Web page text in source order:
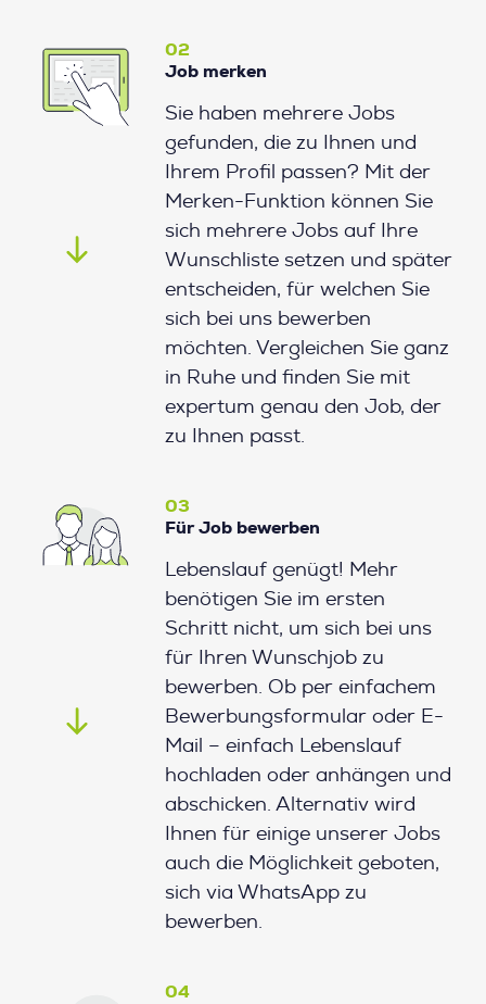
02
Job merken
Sie haben mehrere Jobs
gefunden, die zu Ihnen und
Ihrem Profil passen? Mit der
Merken-Funktion können Sie
sich mehrere Jobs auf Ihre
Wunschliste setzen und später
entscheiden, für welchen Sie
sich bei uns bewerben
möchten. Vergleichen Sie ganz
in Ruhe und finden Sie mit
expertum genau den Job, der
zu Ihnen passt.
03
Für Job bewerben
Lebenslauf genügt! Mehr
benötigen Sie im ersten
Schritt nicht, um sich bei uns
für Ihren Wunschjob zu
bewerben. Ob per einfachem
Bewerbungsformular oder E-
Mail – einfach Lebenslauf
hochladen oder anhängen und
abschicken. Alternativ wird
Ihnen für einige unserer Jobs
auch die Möglichkeit geboten,
sich via WhatsApp zu
bewerben.
04